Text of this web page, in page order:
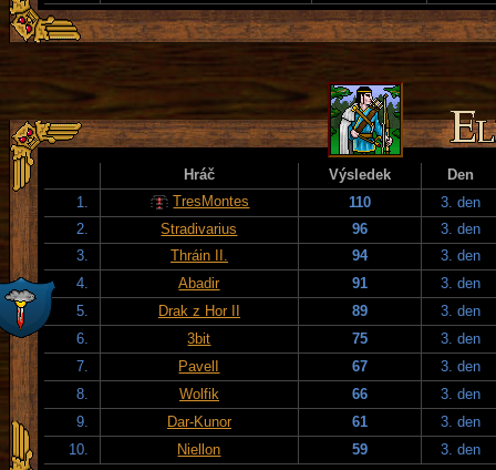
Hráč Výsledek
Den
1.
TresMontes 110
3. den
2.
Stradivarius 96
3. den
3.
Thráin II. 94
3. den
4.
Abadir 91
3. den
5.
Drak z Hor II 89
3. den
6.
3bit 75
3. den
7.
PavelI 67
3. den
8.
Wolfik 66
3. den
9.
Dar-Kunor 61
3. den
10.
Niellon 59 3. den